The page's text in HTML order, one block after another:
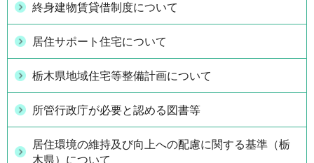
終身建物賃貸借制度について
居住サポート住宅について
栃木県地域住宅等整備計画について
所管行政庁が必要と認める図書等
居住環境の維持及び向上への配慮に関する基準（栃
木県）について